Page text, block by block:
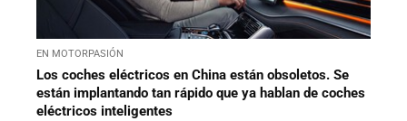
EN MOTORPASIÓN
Los coches eléctricos en China están obsoletos. Se
están implantando tan rápido que ya hablan de coches
eléctricos inteligentes